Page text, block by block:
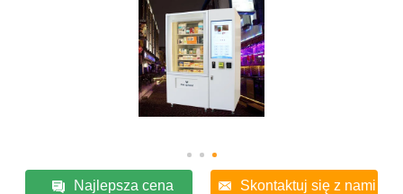
Najlepsza cena Skontaktuj się z nami